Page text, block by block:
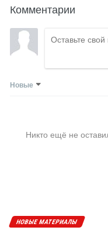
Комментарии
Новые
Никто ещё не
НОВЫЕ МАТЕРИАЛЫ